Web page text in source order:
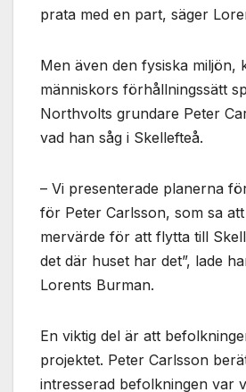
prata med en part, säger
Men även den fysiska miljön,
människors förhållningssätt
Northvolts grundare Peter
vad han såg i Skellefteå.
– Vi presenterade planerna
för Peter Carlsson, som sa
mervärde för att flytta till
det där huset har det”, lade
Lorents Burman.
En viktig del är att
projektet. Peter Carlsson
intresserad befolkningen var